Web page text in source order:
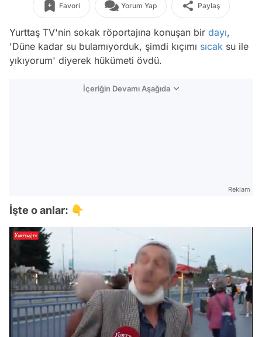
Favori Yorum Yap Paylaş
Yurttaş TV'nin sokak röportajına konuşan bir dayı,
'Düne kadar su bulamıyorduk, şimdi kıçımı sıcak su ile
yıkıyorum' diyerek hükümeti övdü.
İçeriğin Devamı Aşağıda
Reklam
İşte o anlar: 👇